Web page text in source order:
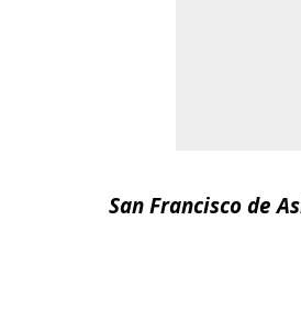
San Francisco de